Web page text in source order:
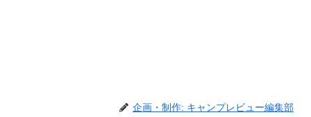
企画・制作: キャンプレビュー編集部